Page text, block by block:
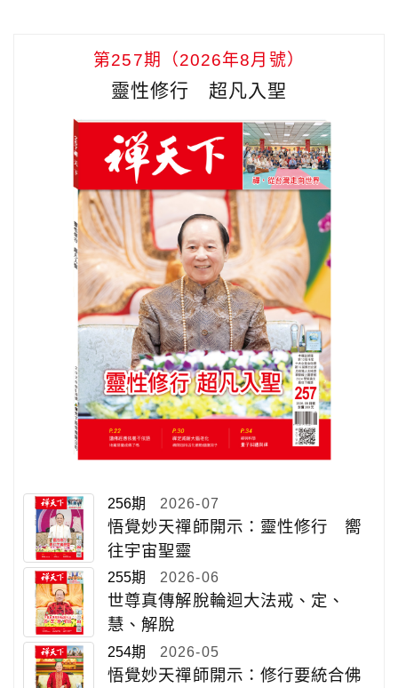
第257期（2026年8月號）
靈性修行 超凡入聖
256期 2026-07
悟覺妙天禪師開示：靈性修行 嚮
往宇宙聖靈
255期 2026-06
世尊真傳解脫輪迴大法戒、定、
慧、解脫
254期 2026-05
悟覺妙天禪師開示：修行要統合佛